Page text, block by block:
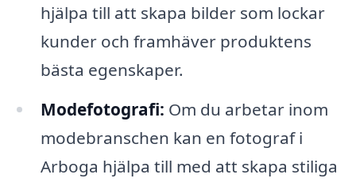
hjälpa till att skapa bilder som lockar
kunder och framhäver produktens
bästa egenskaper.
Modefotografi: Om du arbetar inom
modebranschen kan en fotograf i
Arboga hjälpa till med att skapa stiliga